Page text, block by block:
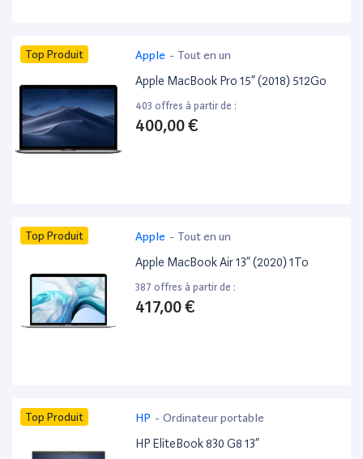
Top Produit Apple - Tout en un
Apple MacBook Pro 15” (2018) 512Go
403 offres à partir de :
400,00 €
Top Produit Apple - Tout en un
Apple MacBook Air 13” (2020) 1To
387 offres à partir de :
417,00 €
Top Produit HP - Ordinateur portable
HP EliteBook 830 G8 13”